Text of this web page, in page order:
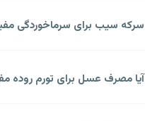
سرکه سیب برای سرماخوردگی
آیا مصرف عسل برای تورم روده